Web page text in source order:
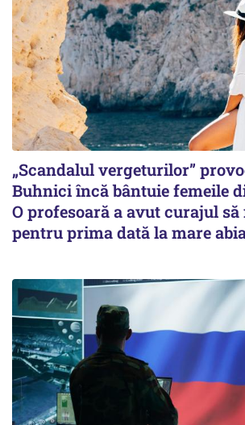
„Scandalul vergeturilor”
Buhnici încă bântuie femeile
O profesoară a avut curajul să
pentru prima dată la mare